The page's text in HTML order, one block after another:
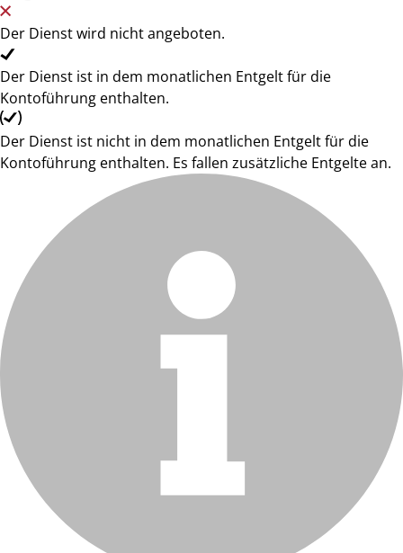
Der Dienst wird nicht angeboten.
Der Dienst ist in dem monatlichen Entgelt für die
Kontoführung enthalten.
Der Dienst ist nicht in dem monatlichen Entgelt für die
Kontoführung enthalten. Es fallen zusätzliche Entgelte an.